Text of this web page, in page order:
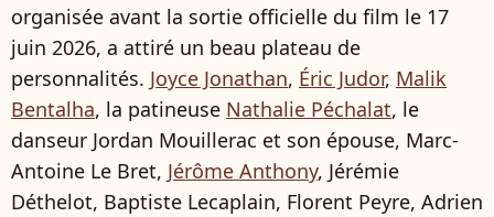
organisée avant la sortie officielle du film le 17
juin 2026, a attiré un beau plateau de
personnalités. Joyce Jonathan, Éric Judor, Malik
Bentalha, la patineuse Nathalie Péchalat, le
danseur Jordan Mouillerac et son épouse, Marc-
Antoine Le Bret, Jérôme Anthony, Jérémie
Déthelot, Baptiste Lecaplain, Florent Peyre, Adrien